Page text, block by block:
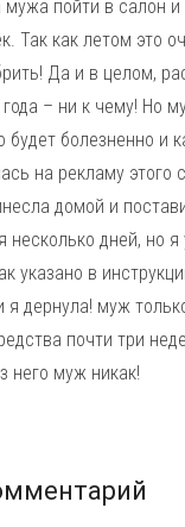
пойти в салон и
Так как летом это
Да и в целом,
– ни к чему! Но
будет болезненно и
на рекламу этого
домой и
несколько дней, но
указано в
дернула! муж
почти три
него муж никак!